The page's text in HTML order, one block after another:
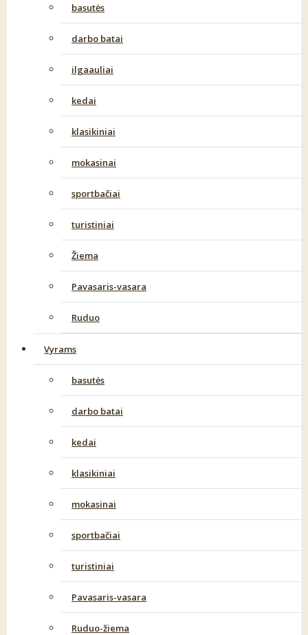
basutės
darbo batai
ilgaauliai
kedai
klasikiniai
mokasinai
sportbačiai
turistiniai
Žiema
Pavasaris-vasara
Ruduo
Vyrams
basutės
darbo batai
kedai
klasikiniai
mokasinai
sportbačiai
turistiniai
Pavasaris-vasara
Ruduo-žiema